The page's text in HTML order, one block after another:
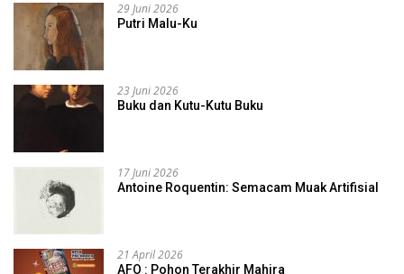
29 Juni 2026
Putri Malu-Ku
23 Juni 2026
Buku dan Kutu-Kutu Buku
17 Juni 2026
Antoine Roquentin: Semacam Muak Artifisial
21 April 2026
AFO : Pohon Terakhir Mahira